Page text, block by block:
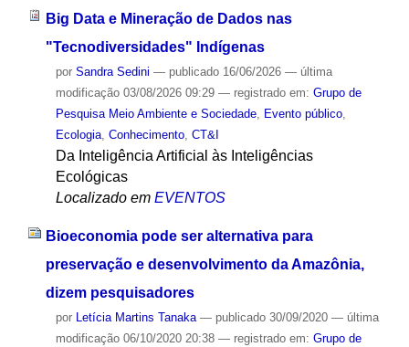
Big Data e Mineração de Dados nas
"Tecnodiversidades" Indígenas
por Sandra Sedini — publicado16/06/2026 — última
modificação03/08/2026 09:29 — registrado em: Grupo de
Pesquisa Meio Ambiente e Sociedade, Evento público,
Ecologia, Conhecimento, CT&I
Da Inteligência Artificial às Inteligências
Ecológicas
Localizado em EVENTOS
Bioeconomia pode ser alternativa para
preservação e desenvolvimento da Amazônia,
dizem pesquisadores
por Letícia Martins Tanaka — publicado30/09/2020 — última
modificação06/10/2020 20:38 — registrado em: Grupo de